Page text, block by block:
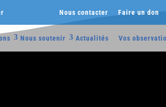
Nous contacter Faire un don
Nous soutenir Actualités Vos